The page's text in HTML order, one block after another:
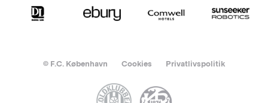
© F.C. København Cookies Privatlivspolitik